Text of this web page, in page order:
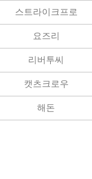
스트라이크프로
요즈리
리버투씨
캣츠크로우
해돈